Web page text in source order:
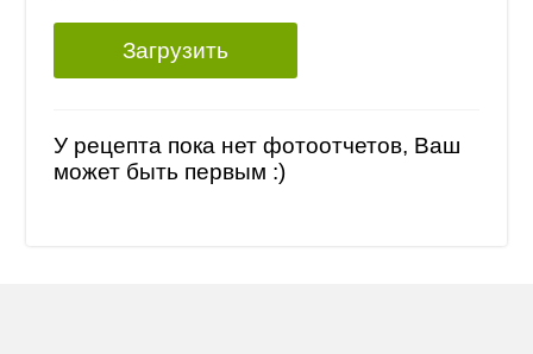
Загрузить
У рецепта пока нет фотоотчетов, Ваш
может быть первым :)